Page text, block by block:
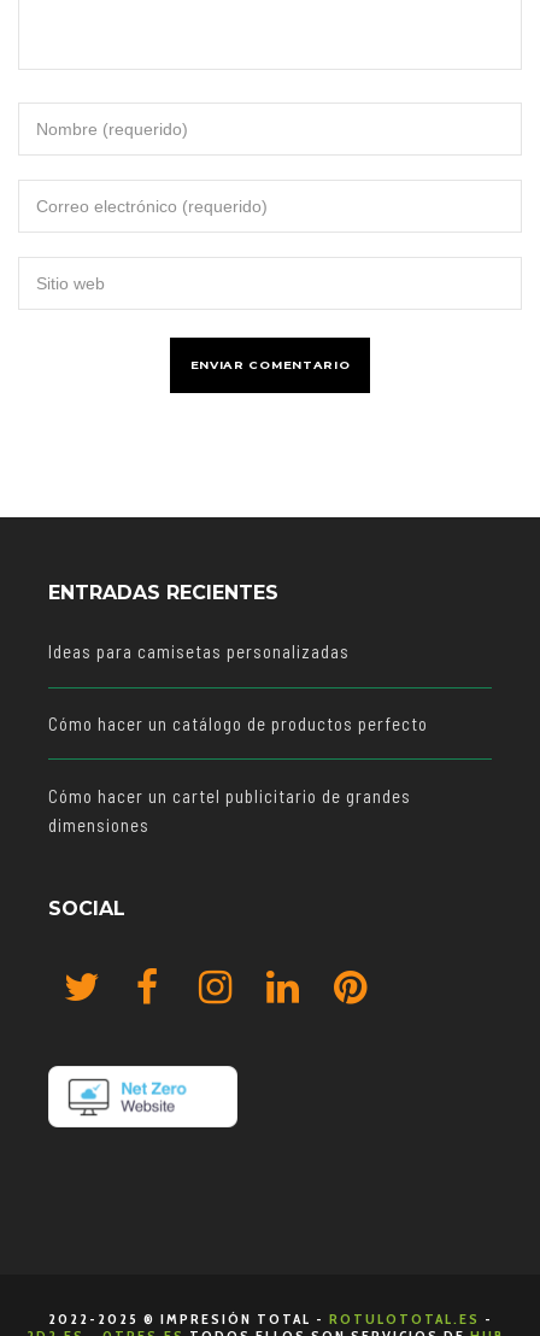
ENTRADAS RECIENTES
Ideas para camisetas personalizadas
Cómo hacer un catálogo de productos perfecto
Cómo hacer un cartel publicitario de grandes
dimensiones
SOCIAL
2022-2025 ® IMPRESIÓN TOTAL - ROTULOTOTAL.ES -